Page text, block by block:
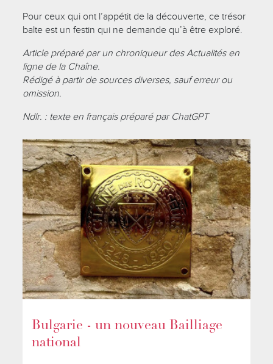
Pour ceux qui ont l’appétit de la découverte, ce trésor
balte est un festin qui ne demande qu’à être exploré.
Article préparé par un chroniqueur des Actualités en
ligne de la Chaîne.
Rédigé à partir de sources diverses, sauf erreur ou
omission.
Ndlr. : texte en français préparé par ChatGPT
Bulgarie - un nouveau Bailliage
national